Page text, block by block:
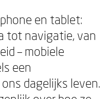
en tablet:
tot navigatie, van
– mobiele
een
dagelijks leven.